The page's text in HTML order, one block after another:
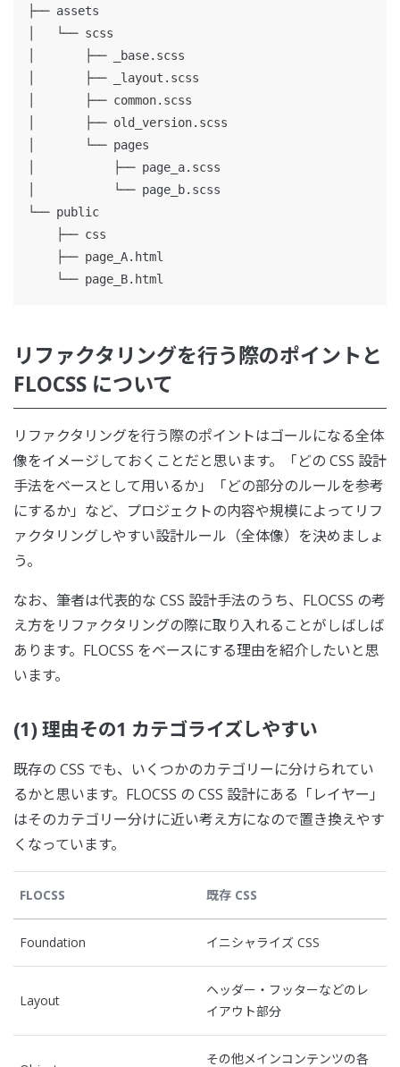
├── assets
│   └── scss
│       ├── _base.scss
│       ├── _layout.scss
│       ├── common.scss
│       ├── old_version.scss
│       └── pages
│           ├── page_a.scss
│           └── page_b.scss
└── public
    ├── css
    ├── page_A.html
リファクタリングを行う際のポイントと
FLOCSS について
リファクタリングを行う際のポイントはゴールになる全体
像をイメージしておくことだと思います。「どの CSS 設計
手法をベースとして用いるか」「どの部分のルールを参考
にするか」など、プロジェクトの内容や規模によってリフ
ァクタリングしやすい設計ルール（全体像）を決めましょ
う。
なお、筆者は代表的な CSS 設計手法のうち、FLOCSS の考
え方をリファクタリングの際に取り入れることがしばしば
あります。FLOCSS をベースにする理由を紹介したいと思
います。
(1) 理由その1 カテゴライズしやすい
既存の CSS でも、いくつかのカテゴリーに分けられてい
るかと思います。FLOCSS の CSS 設計にある「レイヤー」
はそのカテゴリー分けに近い考え方になので置き換えやす
くなっています。
FLOCSS 既存 CSS
Foundation イニシャライズ CSS
Layout
ヘッダー・フッターなどのレ
イアウト部分
その他メインコンテンツの各